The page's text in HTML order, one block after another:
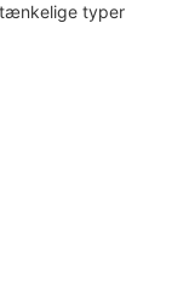
typer